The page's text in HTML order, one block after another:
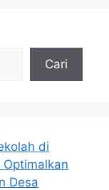
Cari
di
Desa